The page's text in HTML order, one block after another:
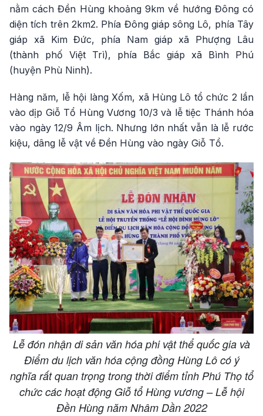
nằm cách Đền Hùng khoảng 9km về hướng Đông có
diện tích trên 2km2. Phía Đông giáp sông Lô, phía Tây
giáp xã Kim Đức, phía Nam giáp xã Phượng Lâu
(thành phố Việt Trì), phía Bắc giáp xã Bình Phú
(huyện Phù Ninh).
Hàng năm, lễ hội làng Xốm, xã Hùng Lô tổ chức 2 lần
vào dịp Giỗ Tổ Hùng Vương 10/3 và lễ tiệc Thánh hóa
vào ngày 12/9 Âm lịch. Nhưng lớn nhất vẫn là lễ rước
kiệu, dâng lễ vật về Đền Hùng vào ngày Giỗ Tổ.
Lễ đón nhận di sản văn hóa phi vật thể quốc gia và
Điểm du lịch văn hóa cộng đồng Hùng Lô có ý
nghĩa rất quan trọng trong thời điểm tỉnh Phú Thọ tổ
chức các hoạt động Giỗ tổ Hùng vương – Lễ hội
Đền Hùng năm Nhâm Dần 2022